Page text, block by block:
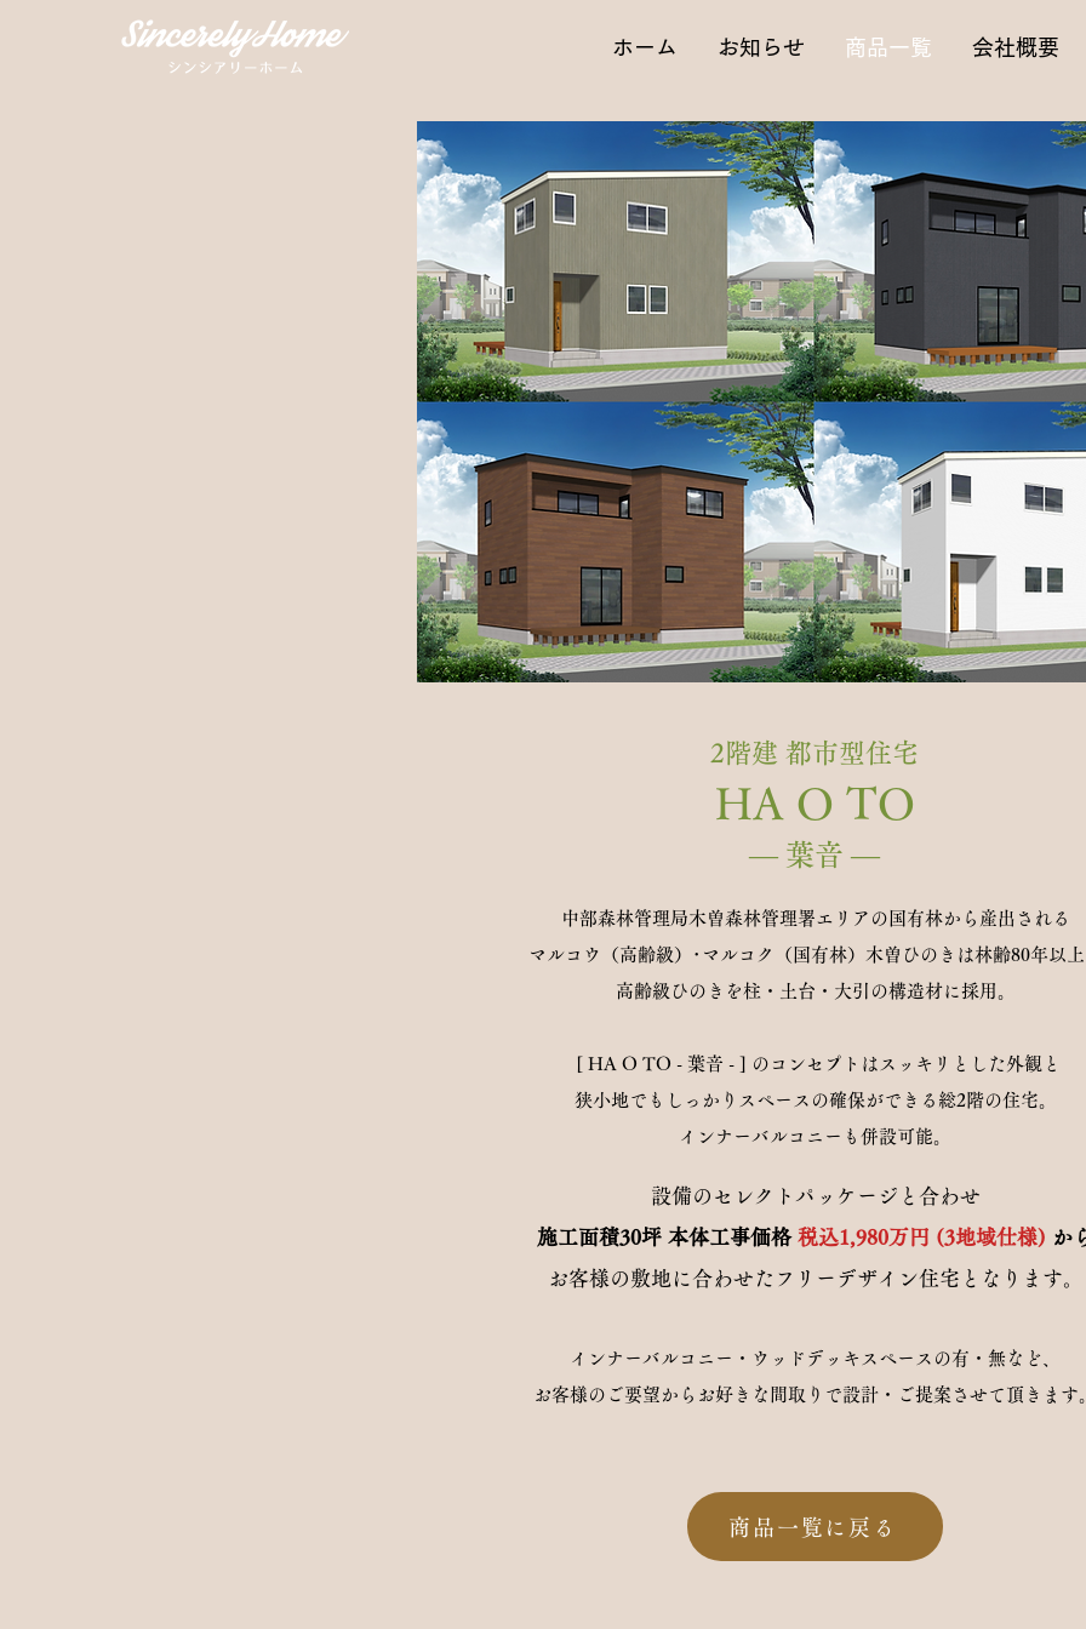
ホーム お知らせ 商品一覧 会社概要
2階建 都市型住宅
HA O TO
​― 葉音 ―
中部森林管理局木曽森林管理署エリアの国有林から産出される
マルコウ（高齢級）･マルコク（国有林）木曽ひのきは林齢80年以
高齢級ひのきを柱・土台・大引の構造材に採用。
[ HA O TO - 葉音 - ] のコンセプトはスッキリとした外観と
​狭小地でもしっかりスペースの確保ができる総2階の住宅。
インナーバルコニーも併設可能。
設備のセレクトパッケージと合わせ
施工面積30坪 本体工事価格税込1,980万円 (3地域仕様) か
お客様の敷地に合わせたフリーデザイン住宅となります。
インナーバルコニー・ウッドデッキスペースの有・無など、
お客様のご要望からお好きな間取りで設計・ご提案させて頂きます
商品一覧に戻る